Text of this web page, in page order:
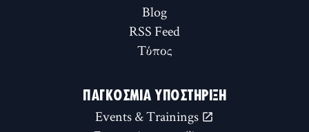
Blog
RSS Feed
Τύπος
ΠΑΓΚΌΣΜΙΑ ΥΠΟΣΤΉΡΙΞΗ
Events & Trainings